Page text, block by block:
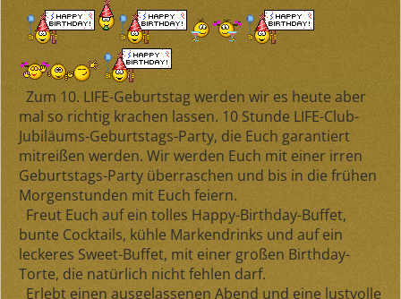
Zum 10. LIFE-Geburtstagwerden wir es heute aber
mal so richtig krachen lassen. 10 Stunde LIFE-Club-
Jubiläums-Geburtstags-Party, die Euch garantiert
mitreißen werden. Wir werden Euch mit einer irren
Geburtstags-Party überraschen und bis in die frühen
Morgenstunden mit Euch feiern.
Freut Euch auf ein tolles Happy-Birthday-Buffet,
bunte Cocktails, kühle Markendrinks und auf ein
leckeres Sweet-Buffet, mit einer großen Birthday-
Torte, die natürlich nicht fehlen darf.
Erlebt einen ausgelassenen Abend und eine lustvolle